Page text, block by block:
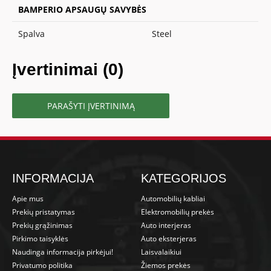
BAMPERIO APSAUGŲ SAVYBĖS
Spalva Steel
Įvertinimai (0)
PARAŠYTI ĮVERTINIMĄ
INFORMACIJA
Apie mus
Prekių pristatymas
Prekių grąžinimas
Pirkimo taisyklės
Naudinga informacija pirkėjui!
Privatumo politika
KATEGORIJOS
Automobilių kabliai
Elektromobilių prekės
Auto interjeras
Auto eksterjeras
Laisvalaikiui
Žiemos prekės